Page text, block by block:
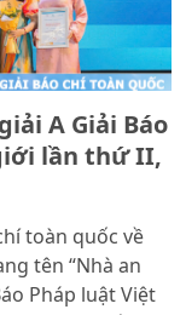
A Giải Báo
lần thứ II,
toàn quốc về
tên “Nhà an
Pháp luật Việt